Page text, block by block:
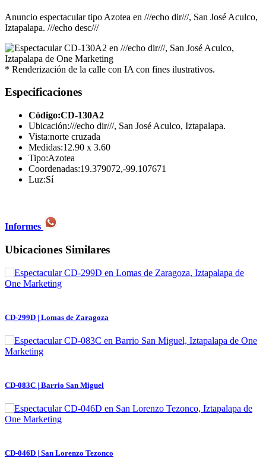
Anuncio espectacular tipo Azotea en ///echo dir///, San José Aculco,
Iztapalapa. ///echo desc///
* Renderización de la calle con IA con fines ilustrativos.
Especificaciones
Código:CD-130A2
Ubicación:///echo dir///, San José Aculco, Iztapalapa.
Vista:norte cruzada
Medidas:12.90 x 3.60
Tipo:Azotea
Coordenadas:19.379072,-99.107671
Luz:Sí
Informes
Ubicaciones Similares
CD-299D | Lomas de Zaragoza
CD-083C | Barrio San Miguel
CD-046D | San Lorenzo Tezonco